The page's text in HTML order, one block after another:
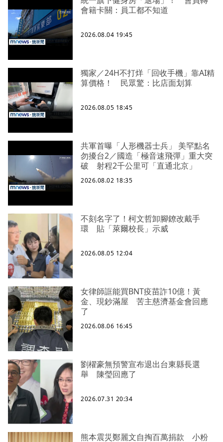
會籍卡關：員工都不知道
2026.08.04 19:45
獨家／24H不打烊「回收手機」靠AI精
算價格！ 民眾驚：比店面划算
2026.08.05 18:45
共軍首曝「人形機器士兵」 美罕點名
勿擾台2／國造「極音速飛彈」重大突
破 射程2千公里可「直通北京」
2026.08.02 18:35
不刻名字了！柯文哲卸腳鐐改戴手
環 貼「萊爾校長」示威
2026.08.05 12:04
女律師誆能買BNT疫苗詐10億！黃
金、現鈔滿屋 苦主慈濟基金會回應
了
2026.08.06 16:45
劉櫂豪無預警宣布退出台東縣長選
舉 陳瑩回應了
2026.07.31 20:34
熊本震災鄭麗文自掏百萬捐款 小粉